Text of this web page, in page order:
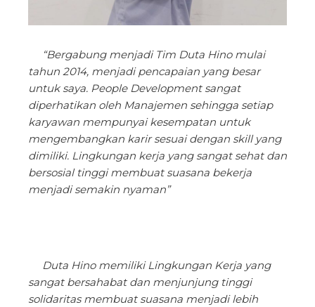
“Bergabung menjadi Tim Duta Hino mulai
tahun 2014, menjadi pencapaian yang besar
untuk saya. People Development sangat
diperhatikan oleh Manajemen sehingga setiap
karyawan mempunyai kesempatan untuk
mengembangkan karir sesuai dengan skill yang
dimiliki. Lingkungan kerja yang sangat sehat dan
bersosial tinggi membuat suasana bekerja
menjadi semakin nyaman”
Duta Hino memiliki Lingkungan Kerja yang
sangat bersahabat dan menjunjung tinggi
solidaritas membuat suasana menjadi lebih